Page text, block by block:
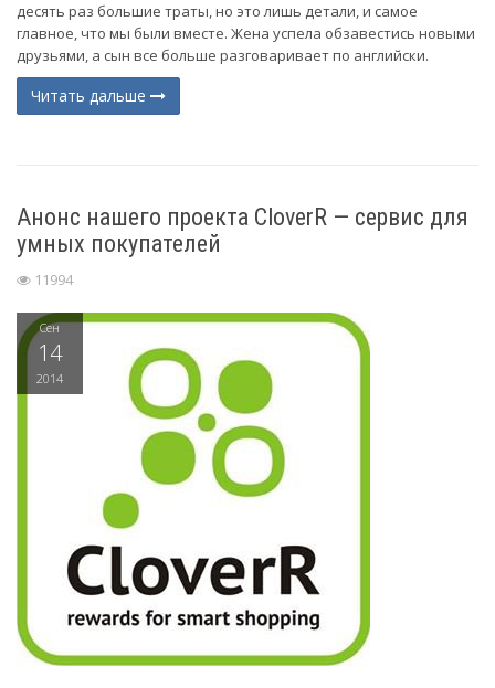
десять раз большие траты, но это лишь детали, и самое
главное, что мы были вместе. Жена успела обзавестись новыми
друзьями, а сын все больше разговаривает по английски.
Читать дальше
Анонс нашего проекта CloverR — сервис для
умных покупателей
11994
Сен
14
2014